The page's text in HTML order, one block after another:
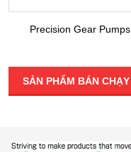
Precision Gear Pumps
SẢN PHẨM BÁN CHẠY